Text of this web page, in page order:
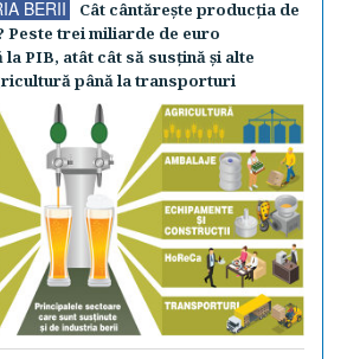
BERII
Cât cântăreşte producţia de
Peste trei miliarde de euro
PIB, atât cât să susţină şi alte
până la transporturi